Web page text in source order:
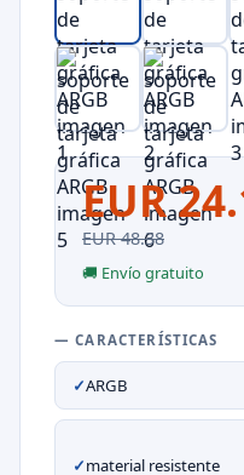
EUR
EUR 48.38
🚚 Envío gratuito
— CARACTERÍSTICAS
✓ARGB
✓material resistente